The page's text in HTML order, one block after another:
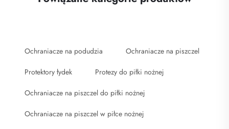
Ochraniacze na podudzia Ochraniacze na piszczel
Protektory łydek Protezy do piłki nożnej
Ochraniacze na piszczel do piłki nożnej
Ochraniacze na piszczel w piłce nożnej